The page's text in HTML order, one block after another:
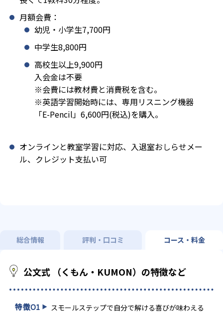
月額会費：
幼児・小学生7,700円
中学生8,800円
高校生以上9,900円
入会金は不要
※会費には教材費と消費税を含む。
※英語学習開始時には、専用リスニング機器
「E-Pencil」6,600円(税込)を購入。
オンラインと教室学習に対応、入退室おしらせメー
ル、クレジット支払い可
総合情報 評判・口コミ コース・料金
公文式 （くもん・KUMON）の特徴など
特徴01 スモールステップで自分で解ける喜びが味わえる